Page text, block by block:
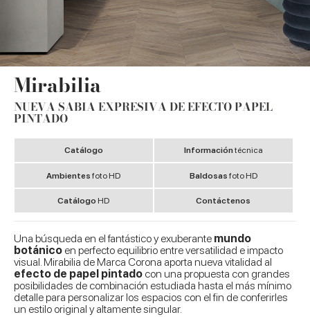
Mirabilia
NUEVA SABIA EXPRESIVA DE EFECTO PAPEL
PINTADO
Catálogo Informacióntécnica
Ambientesfoto HD Baldosas foto HD
Catálogo HD Contáctenos
Una búsqueda en el fantástico y exuberante mundo
botánico en perfecto equilibrio entre versatilidad e impacto
visual. Mirabilia de Marca Corona aporta nueva vitalidad al
efecto de papel pintado con una propuesta con grandes
posibilidades de combinación estudiada hasta el más mínimo
detalle para personalizar los espacios con el fin de conferirles
un estilo original y altamente singular.